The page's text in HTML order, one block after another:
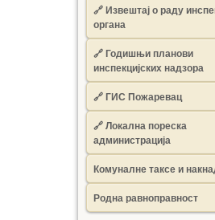
🔗Извештај о раду
органа
🔗Годишњи планови
инспекцијских надзора
🔗 ГИС Пожаревац
🔗 Локална пореска
администрација
Комуналне таксе и
Родна равноправност